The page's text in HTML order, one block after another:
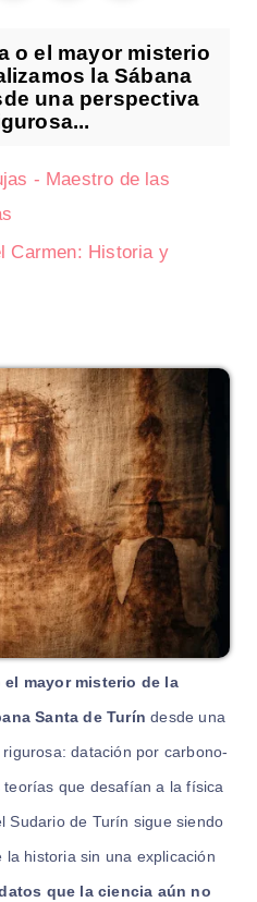
o el mayor misterio
la Sábana
una perspectiva
- Maestro de las
Carmen: Historia y
mayor misterio de la
Santa de Turín desde una
datación por carbono-
que desafían a la física
Sudario de Turín sigue siendo
historia sin una explicación
que la ciencia aún no